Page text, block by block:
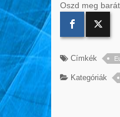
Oszd meg
Címkék
Kategóriák